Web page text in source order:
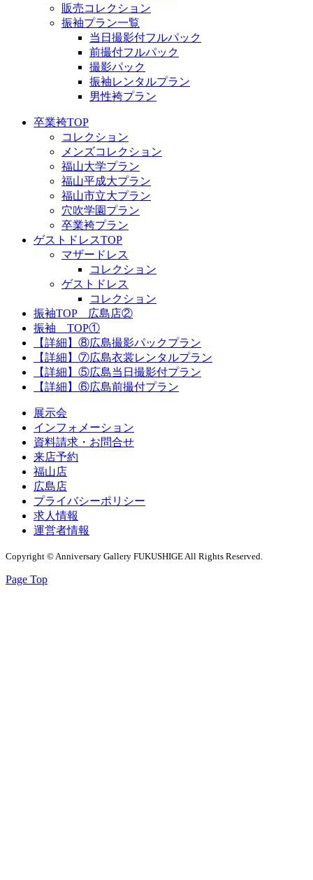
販売コレクション
振袖プラン一覧
当日撮影付フルパック
前撮付フルパック
撮影パック
振袖レンタルプラン
男性袴プラン
卒業袴TOP
コレクション
メンズコレクション
福山大学プラン
福山平成大プラン
福山市立大プラン
穴吹学園プラン
卒業袴プラン
ゲストドレスTOP
マザードレス
コレクション
ゲストドレス
コレクション
振袖TOP 広島店②
振袖 TOP①
【詳細】⑧広島撮影パックプラン
【詳細】⑦広島衣裳レンタルプラン
【詳細】⑤広島当日撮影付プラン
【詳細】⑥広島前撮付プラン
展示会
インフォメーション
資料請求・お問合せ
来店予約
福山店
広島店
プライバシーポリシー
求人情報
運営者情報
Copyright © Anniversary Gallery FUKUSHIGE All Rights Reserved.
Page Top